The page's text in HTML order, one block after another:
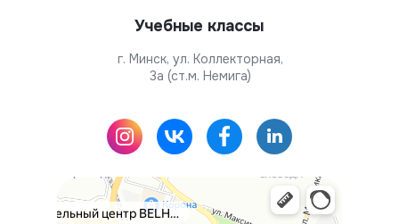
Учебные классы
г. Минск, ул. Коллекторная,
3а (ст.м. Немига)